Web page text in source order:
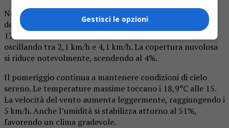
Nella mattina, il cielo si prevede sereno, con un aumento
delle temperature che raggiungono i 12°C entro le 8 e i
17°C intorno a 12. La velocità del vento è moderata,
oscillando tra 2,1 km/h e 4,1 km/h. La copertura nuvolosa
si riduce notevolmente, scendendo al 4%.
Il pomeriggio continua a mantenere condizioni di cielo
sereno. Le temperature massime toccano i 18,9°C alle 15.
La velocità del vento aumenta leggermente, raggiungendo i
5 km/h. Anche l’umidità si stabilizza attorno al 51%,
favorendo un clima gradevole.
Gestisci le opzioni